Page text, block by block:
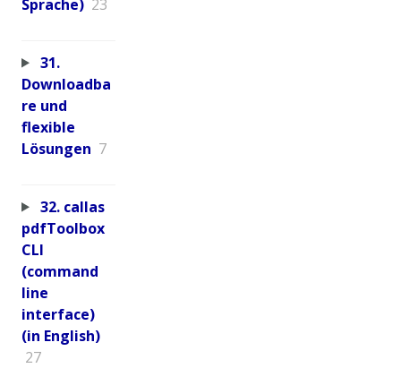
Sprache) 23
31.
Downloadba
re und
flexible
Lösungen 7
32. callas
pdfToolbox
CLI
(command
line
interface)
(in English)
27